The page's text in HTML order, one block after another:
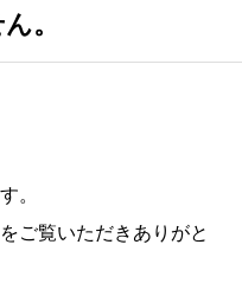
。
。
ご覧いただきありがと